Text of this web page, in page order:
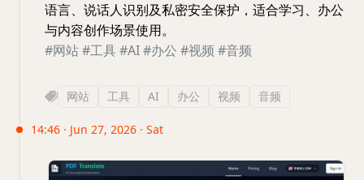
语言、说话人识别及私密安全保护，适合学习、办公
与内容创作场景使用。
#网站#工具#AI#办公 #视频 #音频
网站 工具 AI 办公 视频 音频
14:46 · Jun 27, 2026 · Sat